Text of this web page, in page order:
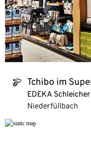
tchibo_logo Tchibo im
EDEKA Schleicher
Niederfüllbach